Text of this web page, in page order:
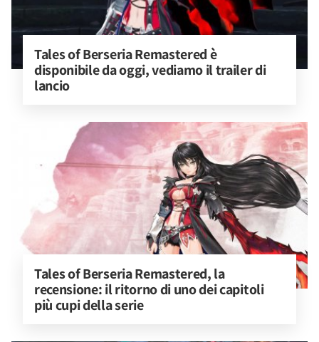
Tales of Berseria Remastered è
disponibile da oggi, vediamo il trailer di
lancio
Tales of Berseria Remastered, la
recensione: il ritorno di uno dei capitoli
più cupi della serie